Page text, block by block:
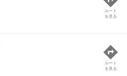
ルート
を見る
ルート
を見る